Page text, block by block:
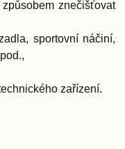
znečišťovat
sportovní náčiní,
zařízení.